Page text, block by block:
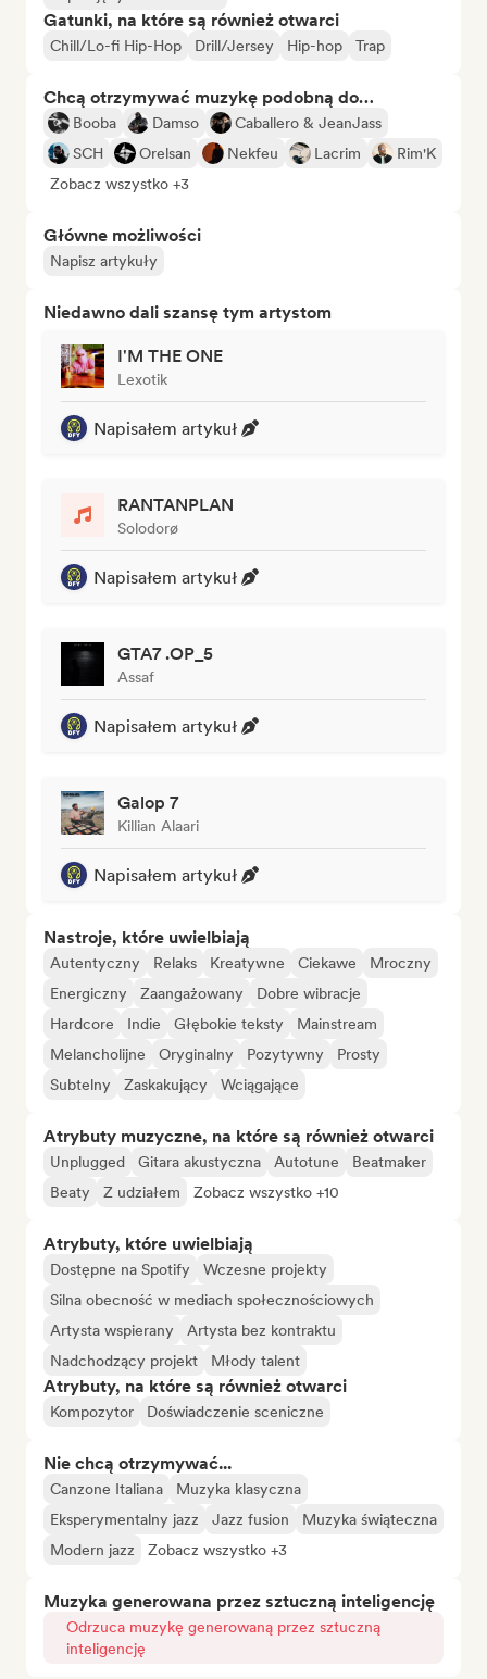
Gatunki, na które są również otwarci
Chill/Lo-fi Hip-Hop Drill/Jersey Hip-hop Trap
Chcą otrzymywać muzykę podobną do…
Booba Damso
Caballero & JeanJass
SCH
Orelsan Nekfeu Lacrim
Rim'K
Zobacz wszystko +3
Główne możliwości
Napisz artykuły
Niedawno dali szansę tym artystom
I'M THE ONE
Lexotik
Napisałem artykuł
RANTANPLAN
Solodorø
Napisałem artykuł
GTA7 .OP_5
Assaf
Napisałem artykuł
Galop 7
Killian Alaari
Napisałem artykuł
Nastroje, które uwielbiają
Autentyczny Relaks Kreatywne Ciekawe
Mroczny
Energiczny
Zaangażowany
Dobre wibracje
Hardcore
Indie Głębokie teksty
Mainstream
Melancholijne
Oryginalny Pozytywny
Prosty
Subtelny
Zaskakujący Wciągające
Atrybuty muzyczne, na które są również otwarci
Unplugged Gitara akustyczna Autotune
Beatmaker
Beaty
Z udziałem Zobacz wszystko +10
Atrybuty, które uwielbiają
Dostępne na Spotify
Wczesne projekty
Silna obecność w mediach społecznościowych
Artysta wspierany
Artysta bez kontraktu
Nadchodzący projekt
Młody talent
Atrybuty, na które są również otwarci
Kompozytor Doświadczenie sceniczne
Nie chcą otrzymywać...
Canzone Italiana
Muzyka klasyczna
Eksperymentalny jazz
Jazz fusion
Muzyka świąteczna
Modern jazz
Zobacz wszystko +3
Muzyka generowana przez sztuczną inteligencję
Odrzuca muzykę generowaną przez sztuczną
inteligencję